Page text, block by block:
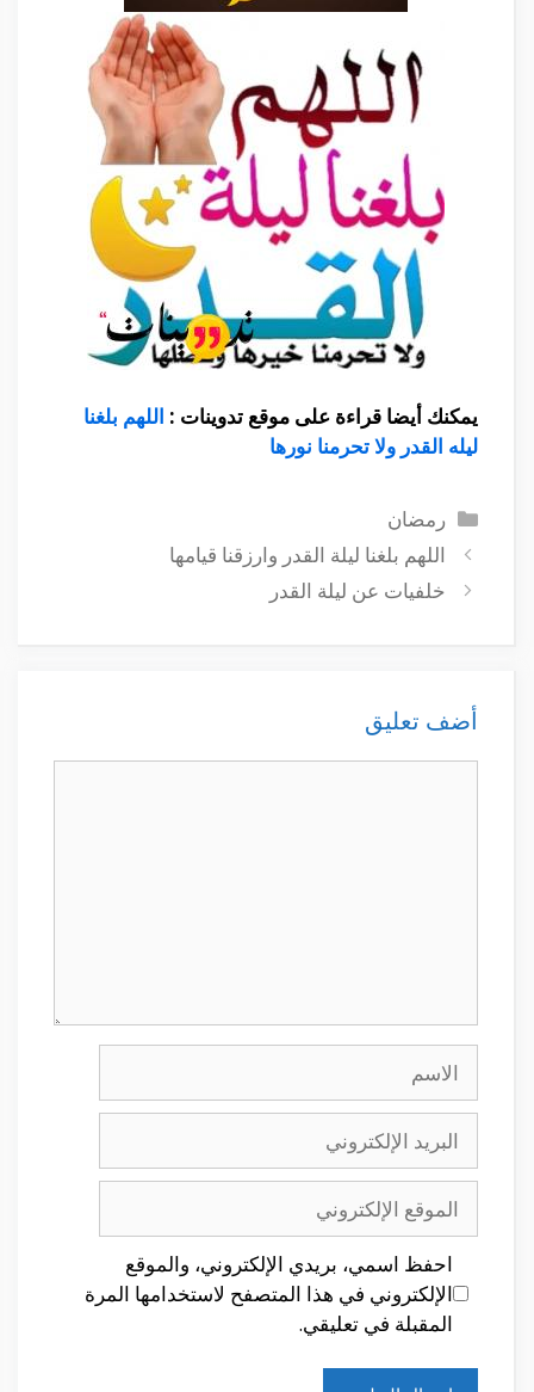
يمكنك أيضا قراءة على موقع تدوينات : اللهم بلغنا
ليله القدر ولا تحرمنا نورها
التصنيفات
رمضان
اللهم بلغنا ليلة القدر وارزقنا قيامها
خلفيات عن ليلة القدر
أضف تعليق
الإلكتروني
الإلكتروني
احفظ اسمي، بريدي الإلكتروني، والموقع
الإلكتروني في هذا المتصفح لاستخدامها المرة
المقبلة في تعليقي.